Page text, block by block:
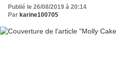
Publié le 26/08/2019 à 20:14
Par karine100705